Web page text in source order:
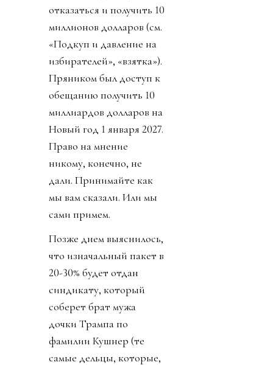
отказаться и получить 10
миллионов долларов (см.
«Подкуп и давление на
избирателей», «взятка»).
Пряником был доступ к
обещанию получить 10
миллиардов долларов на
Новый год 1 января 2027.
Право на мнение
никому, конечно, не
дали. Принимайте как
мы вам сказали. Или мы
сами примем.
Позже днем выяснилось,
что изначальный пакет в
20-30% будет отдан
синдикату, который
соберет брат мужа
дочки Трампа по
фамилии Кушнер (те
самые дельцы, которые,